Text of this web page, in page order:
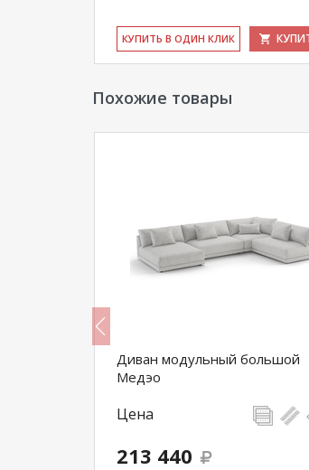
КУ­ПИТЬ В ОДИН КЛИК
Похожие товары
Диван модульный большой
Медэо
Цена
213 440